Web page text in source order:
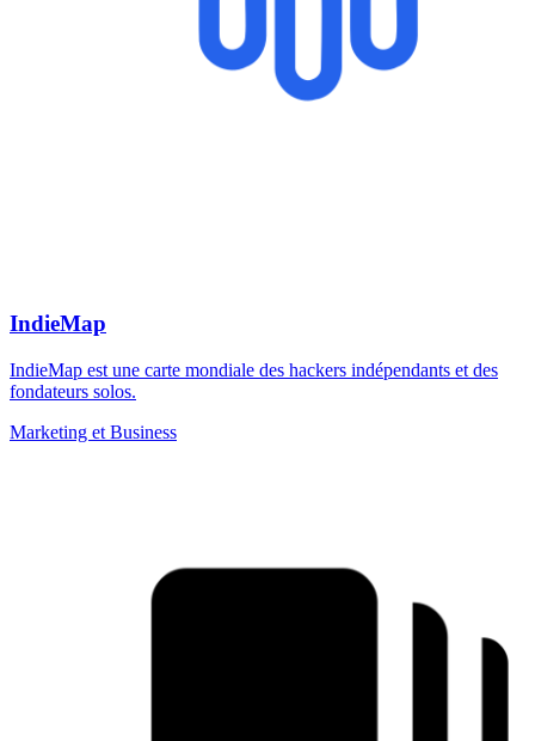
IndieMap
IndieMap est une carte mondiale des hackers indépendants et des
fondateurs solos.
Marketing et Business